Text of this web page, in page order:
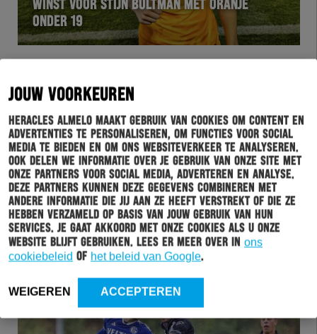
JOUW VOORKEUREN
Heracles Almelo maakt gebruik van cookies om content en
advertenties te personaliseren, om functies voor social
media te bieden en om ons websiteverkeer te analyseren.
Ook delen we informatie over je gebruik van onze site met
onze partners voor social media, adverteren en analyse.
Deze partners kunnen deze gegevens combineren met
andere informatie die jij aan ze heeft verstrekt of die ze
hebben verzameld op basis van jouw gebruik van hun
services. Je gaat akkoord met onze cookies als u onze
website blijft gebruiken. Lees er meer over in ons
cookiebeleid of het beleid van Google.
WEIGEREN ACCEPTEREN
WINST VOOR STIJN BULTMAN MET ORANJE
ONDER 19
WEDSTRIJD 12-10-2023
DE SAMENVATTING VAN SCHALKE 04 – HERACLES
ALMELO